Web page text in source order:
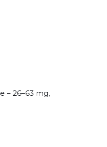
– 26–63 mg,